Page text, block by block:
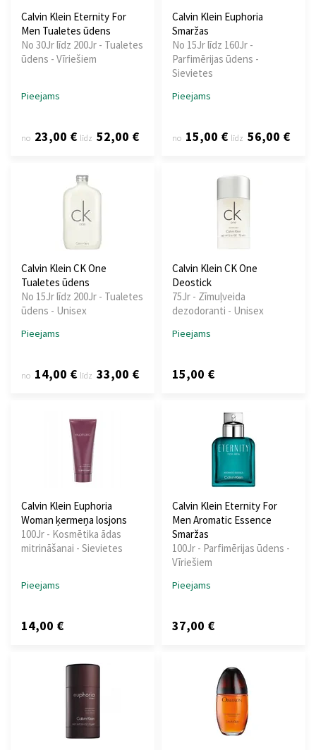
Calvin Klein Eternity For
Men Tualetes ūdens
No 30Jr līdz 200Jr - Tualetes
ūdens - Vīriešiem
Pieejams
no 23,00 € līdz 52,00 €
Calvin Klein Euphoria
Smaržas
No 15Jr līdz 160Jr -
Parfimērijas ūdens -
Sievietes
Pieejams
no 15,00 € līdz 56,00 €
Calvin Klein CK One
Tualetes ūdens
No 15Jr līdz 200Jr - Tualetes
ūdens - Unisex
Pieejams
no 14,00 € līdz 33,00 €
Calvin Klein CK One
Deostick
75Jr - Zīmuļveida
dezodoranti - Unisex
Pieejams
15,00 €
Calvin Klein Euphoria
Woman ķermeņa losjons
100Jr - Kosmētika ādas
mitrināšanai - Sievietes
Pieejams
14,00 €
Calvin Klein Eternity For
Men Aromatic Essence
Smaržas
100Jr - Parfimērijas ūdens -
Vīriešiem
Pieejams
37,00 €